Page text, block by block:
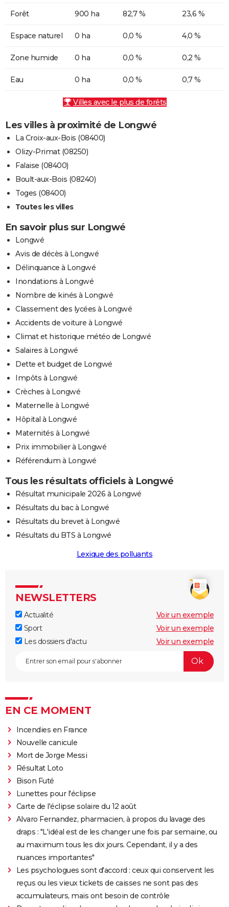
Forêt 900 ha 82,7 % 23,6 %
Espace naturel 0 ha 0,0 % 4,0 %
Zone humide 0 ha 0,0 % 0,2 %
Eau 0 ha 0,0 % 0,7 %
Villes avec le plus de forêts
Les villes à proximité de Longwé
La Croix-aux-Bois (08400)
Olizy-Primat (08250)
Falaise (08400)
Boult-aux-Bois (08240)
Toges (08400)
Toutes les villes
En savoir plus sur Longwé
Longwé
Avis de décès à Longwé
Délinquance à Longwé
Inondations à Longwé
Nombre de kinés à Longwé
Classement des lycées à Longwé
Accidents de voiture à Longwé
Climat et historique météo de Longwé
Salaires à Longwé
Dette et budget de Longwé
Impôts à Longwé
Crèches à Longwé
Maternelle à Longwé
Hôpital à Longwé
Maternités à Longwé
Prix immobilier à Longwé
Référendum à Longwé
Tous les résultats officiels à Longwé
Résultat municipale 2026 à Longwé
Résultats du bac à Longwé
Résultats du brevet à Longwé
Résultats du BTS à Longwé
Lexique des polluants
NEWSLETTERS
Actualité
Voir un exemple
Sport
Voir un exemple
Les dossiers d'actu
Voir un exemple
EN CE MOMENT
Incendies en France
Nouvelle canicule
Mort de Jorge Messi
Résultat Loto
Bison Futé
Lunettes pour l'éclipse
Carte de l'éclipse solaire du 12 août
Alvaro Fernandez, pharmacien, à propos du lavage des
draps : "L'idéal est de les changer une fois par semaine, ou
au maximum tous les dix jours. Cependant, il y a des
nuances importantes"
Les psychologues sont d'accord : ceux qui conservent les
reçus ou les vieux tickets de caisses ne sont pas des
accumulateurs, mais ont besoin de contrôle